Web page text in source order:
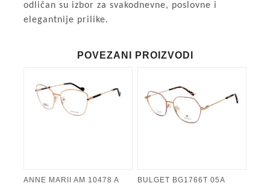
odličan su izbor za svakodnevne, poslovne i
elegantnije prilike.
POVEZANI PROIZVODI
ANNE MARII AM 10478 A
BULGET BG1766T 05A